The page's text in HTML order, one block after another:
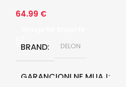
64.99 €
BRAND DELON
GARANCIONI NE MUAJ